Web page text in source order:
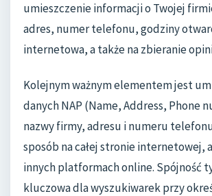
umieszczenie informacji o Twojej
adres, numer telefonu, godziny
internetowa, a także na zbieranie
Kolejnym ważnym elementem jest
danych NAP (Name, Address, Phone
nazwy firmy, adresu i numeru
sposób na całej stronie internetowej,
innych platformach online. Spójność
kluczowa dla wyszukiwarek przy